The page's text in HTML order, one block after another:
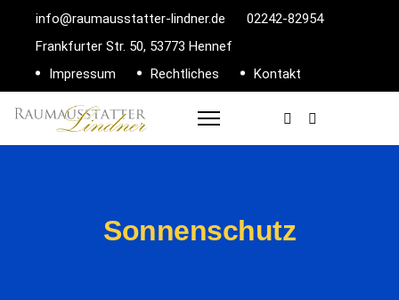
info@raumausstatter-lindner.de
02242-82954
Frankfurter Str. 50, 53773 Hennef
Impressum
Rechtliches Kontakt
Sonnenschutz